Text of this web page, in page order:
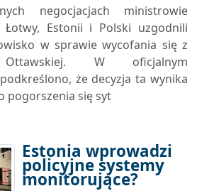
negocjacjach ministrowie
Łotwy, Estonii i Polski uzgodnili
w sprawie wycofania się z
Ottawskiej. W oficjalnym
że decyzja ta wynika
pogorszenia się syt
Estonia wprowadzi
policyjne systemy
monitorujące?